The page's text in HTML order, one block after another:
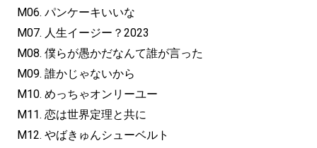
M06. パンケーキいいな
M07. 人生イージー？2023
M08. 僕らが愚かだなんて誰が言った
M09. 誰かじゃないから
M10. めっちゃオンリーユー
M11. 恋は世界定理と共に
M12. やばきゅんシューベルト